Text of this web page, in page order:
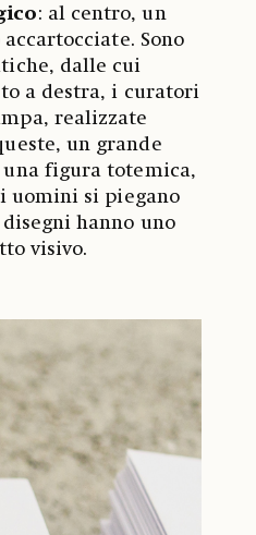
: al centro, un
Sono
dalle cui
a destra, i curatori
realizzate
un grande
figura totemica,
uomini si piegano
hanno uno
visivo.